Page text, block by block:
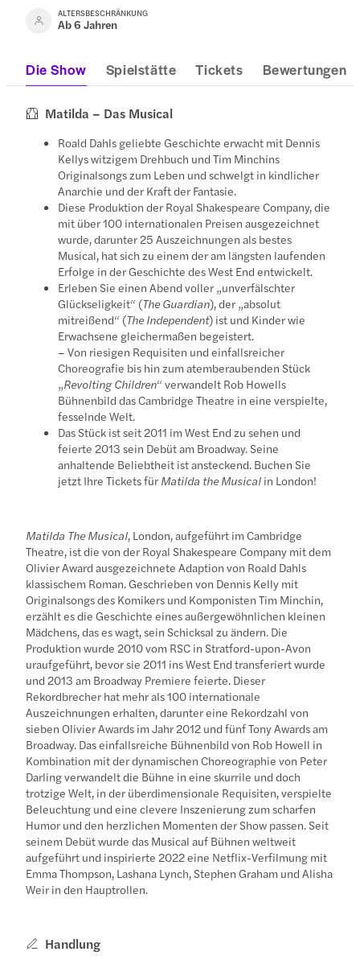
ALTERSBESCHRÄNKUNG
Ab 6 Jahren
Die Show Spielstätte Tickets Bewertungen
Matilda – Das Musical
Roald Dahls geliebte Geschichte erwacht mit Dennis
Kellys witzigem Drehbuch und Tim Minchins
Originalsongs zum Leben und schwelgt in kindlicher
Anarchie und der Kraft der Fantasie.
Diese Produktion der Royal Shakespeare Company, die
mit über 100 internationalen Preisen ausgezeichnet
wurde, darunter 25 Auszeichnungen als bestes
Musical, hat sich zu einem der am längsten laufenden
Erfolge in der Geschichte des West End entwickelt.
Erleben Sie einen Abend voller „unverfälschter
Glückseligkeit“ (The Guardian), der „absolut
mitreißend“ (The Independent) ist und Kinder wie
Erwachsene gleichermaßen begeistert.
– Von riesigen Requisiten und einfallsreicher
Choreografie bis hin zum atemberaubenden Stück
„Revolting Children“ verwandelt Rob Howells
Bühnenbild das Cambridge Theatre in eine verspielte,
fesselnde Welt.
Das Stück ist seit 2011 im West End zu sehen und
feierte 2013 sein Debüt am Broadway. Seine
anhaltende Beliebtheit ist ansteckend. Buchen Sie
jetzt Ihre Tickets für Matilda the Musical in London!
Matilda The Musical, London, aufgeführt im Cambridge
Theatre, ist die von der Royal Shakespeare Company mit dem
Olivier Award ausgezeichnete Adaption von Roald Dahls
klassischem Roman. Geschrieben von Dennis Kelly mit
Originalsongs des Komikers und Komponisten Tim Minchin,
erzählt es die Geschichte eines außergewöhnlichen kleinen
Mädchens, das es wagt, sein Schicksal zu ändern. Die
Produktion wurde 2010 vom RSC in Stratford-upon-Avon
uraufgeführt, bevor sie 2011 ins West End transferiert wurde
und 2013 am Broadway Premiere feierte. Dieser
Rekordbrecher hat mehr als 100 internationale
Auszeichnungen erhalten, darunter eine Rekordzahl von
sieben Olivier Awards im Jahr 2012 und fünf Tony Awards am
Broadway. Das einfallsreiche Bühnenbild von Rob Howell in
Kombination mit der dynamischen Choreographie von Peter
Darling verwandelt die Bühne in eine skurrile und doch
trotzige Welt, in der überdimensionale Requisiten, verspielte
Beleuchtung und eine clevere Inszenierung zum scharfen
Humor und den herzlichen Momenten der Show passen. Seit
seinem Debüt wurde das Musical auf Bühnen weltweit
aufgeführt und inspirierte 2022 eine Netflix-Verfilmung mit
Emma Thompson, Lashana Lynch, Stephen Graham und Alisha
Weir in den Hauptrollen.
Handlung